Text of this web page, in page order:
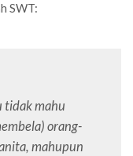
SWT:
tidak mahu
orang-
mahupun